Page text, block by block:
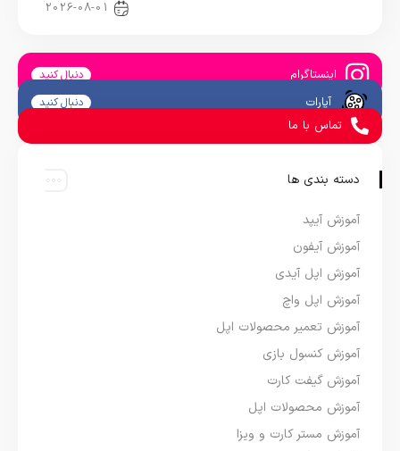
2026-08-01
اینستاگرام دنبال کنید
آپارات دنبال کنید
تماس با ما
دسته بندی ها
آموزش آیپد
آموزش آیفون
آموزش اپل آیدی
آموزش اپل واچ
آموزش تعمیر محصولات اپل
آموزش کنسول بازی
آموزش گیفت کارت
آموزش محصولات اپل
آموزش مستر کارت و ویزا